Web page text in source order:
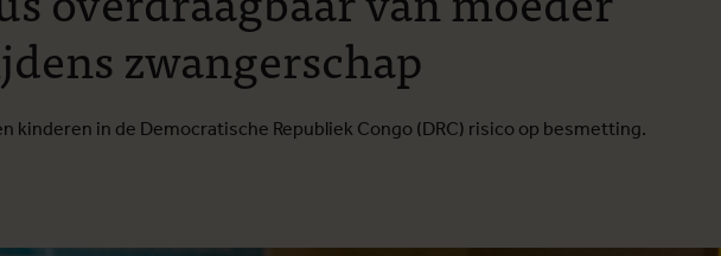
zwangerschap
kinderen in de Democratische Republiek Congo (DRC) risico op besmetting.